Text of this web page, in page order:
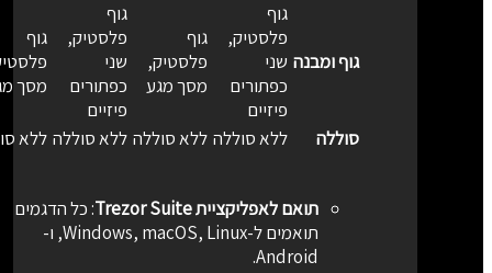
גוף ומבנה
גוף
פלסטיק,
שני
כפתורים
פיזיים
גוף
פלסטיק,
מסך מגע
גוף
פלסטיק,
שני
כפתורים
פיזיים
גוף
מסך
סוללה ללא סוללה ללא סוללה ללא סוללה ללא
תואם לאפליקציית Trezor Suite :כל הדגמים
תואמים ל-Windows, macOS, Linux, ו-
Android.